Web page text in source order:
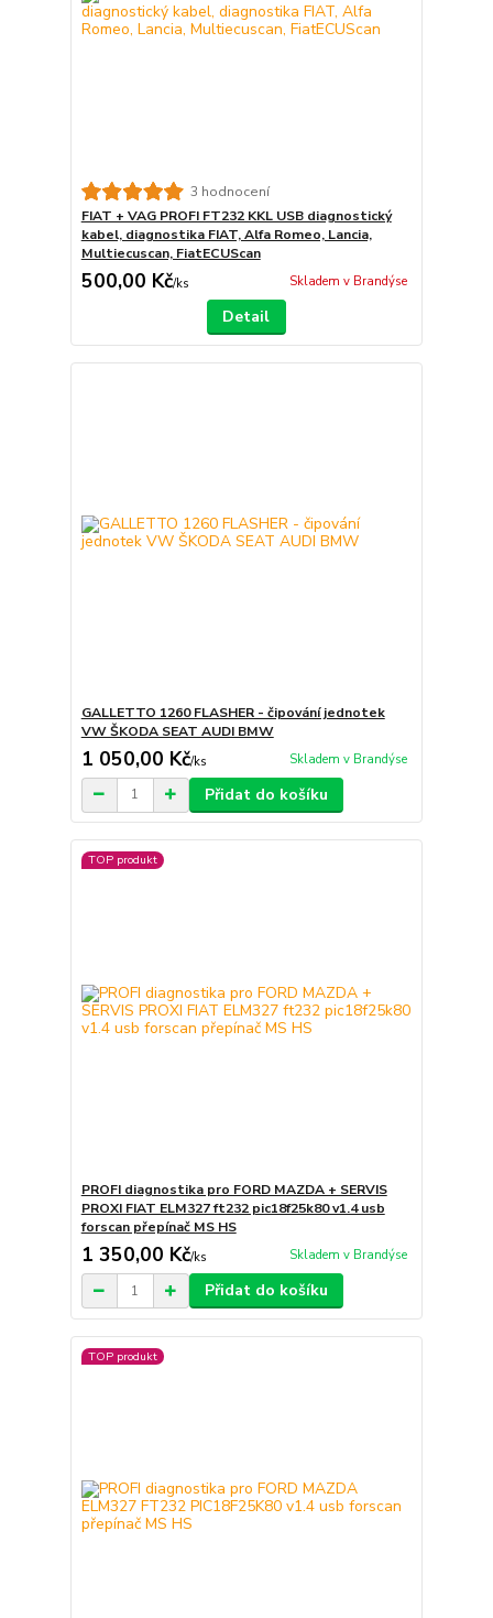
3 hodnocení
FIAT + VAG PROFI FT232 KKL USB diagnostický
kabel, diagnostika FIAT, Alfa Romeo, Lancia,
Multiecuscan, FiatECUScan
500,00 Kč/ks Skladem v Brandýse
Detail
GALLETTO 1260 FLASHER - čipování jednotek
VW ŠKODA SEAT AUDI BMW
1 050,00 Kč/ks Skladem v Brandýse
Přidat do košíku
TOP produkt
PROFI diagnostika pro FORD MAZDA + SERVIS
PROXI FIAT ELM327 ft232 pic18f25k80 v1.4 usb
forscan přepínač MS HS
1 350,00 Kč/ks Skladem v Brandýse
Přidat do košíku
TOP produkt